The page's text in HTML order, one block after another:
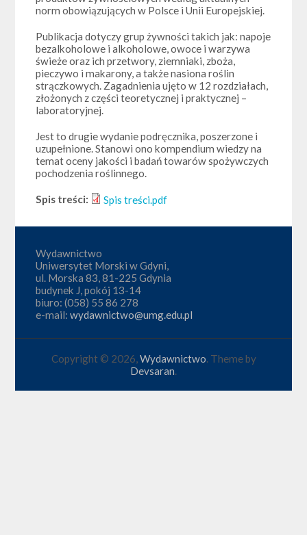
norm obowiązujących w Polsce i Unii Europejskiej.
Publikacja dotyczy grup żywności takich jak: napoje
bezalkoholowe i alkoholowe, owoce i warzywa
świeże oraz ich przetwory, ziemniaki, zboża,
pieczywo i makarony, a także nasiona roślin
strączkowych. Zagadnienia ujęto w 12 rozdziałach,
złożonych z części teoretycznej i praktycznej –
laboratoryjnej.
Jest to drugie wydanie podręcznika, poszerzone i
uzupełnione. Stanowi ono kompendium wiedzy na
temat oceny jakości i badań towarów spożywczych
pochodzenia roślinnego.
Spis treści: Spis treści.pdf
Wydawnictwo
Uniwersytet Morski w Gdyni,
ul. Morska 83, 81-225 Gdynia
budynek J, pokój 13-14
biuro: (058) 55 86 278
e-mail:wydawnictwo@umg.edu.pl
Copyright © 2026,Wydawnictwo. Theme by
Devsaran.